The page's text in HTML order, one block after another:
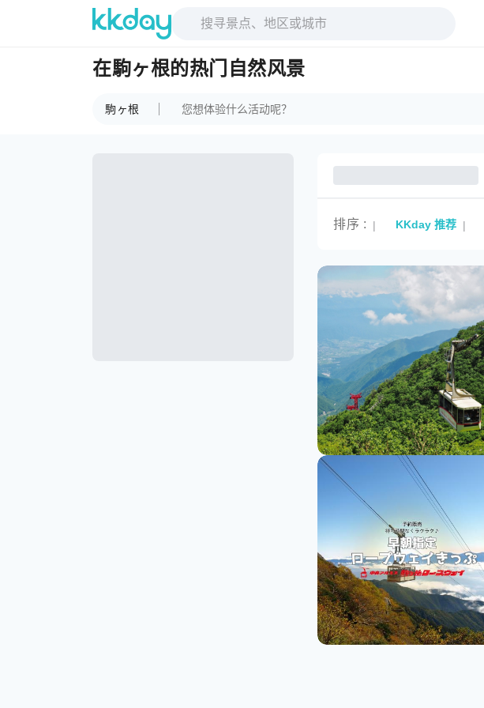
在駒ヶ根的热门自然风景
駒ヶ根
排序 : | KKday 推荐 |